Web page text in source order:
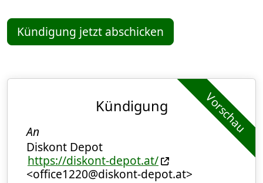
Kündigung jetzt abschicken
Vorschau
Kündigung
An
Diskont Depot
https://diskont-depot.at/
<office1220@diskont-depot.at>